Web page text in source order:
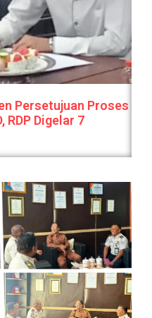
Persetujuan Proses
RDP Digelar 7